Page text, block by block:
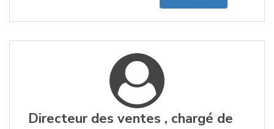
Directeur des ventes , chargé de